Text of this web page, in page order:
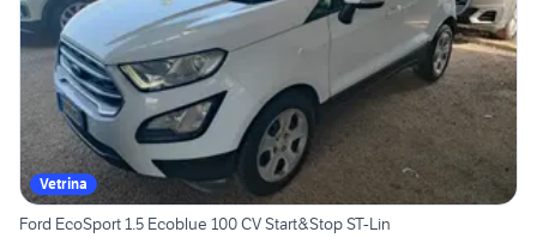
Vetrina
Ford EcoSport 1.5 Ecoblue 100 CV Start&Stop ST-Lin